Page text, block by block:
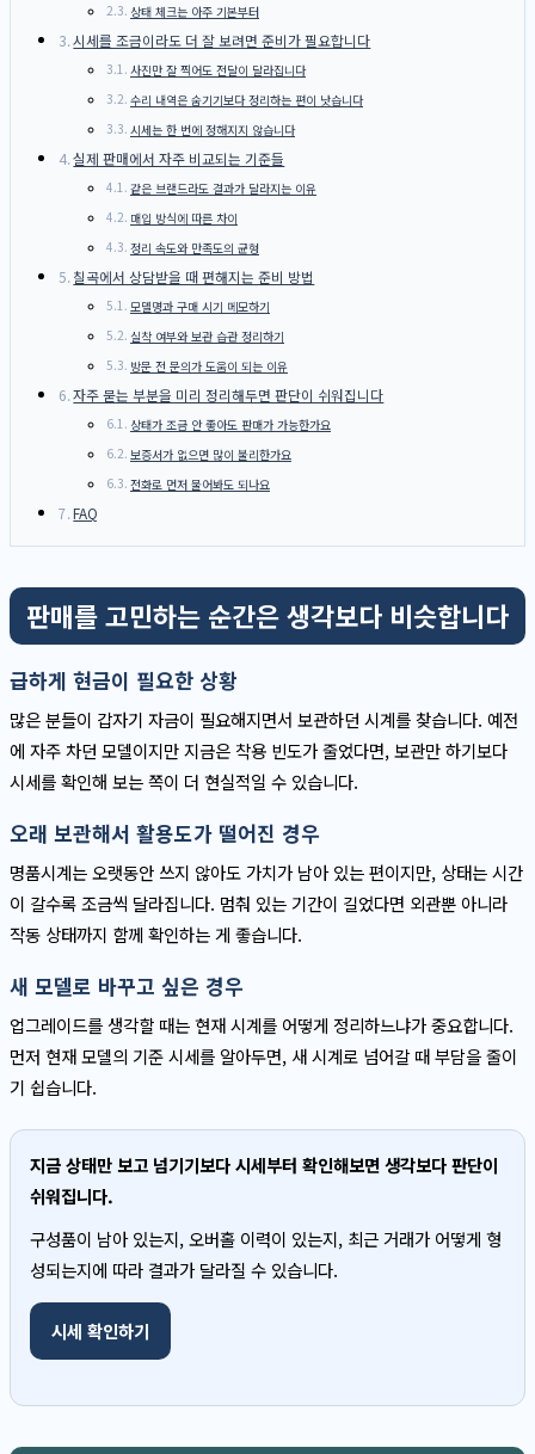
상태 체크는 아주 기본부터
시세를 조금이라도 더 잘 보려면 준비가 필요합니다
사진만 잘 찍어도 전달이 달라집니다
수리 내역은 숨기기보다 정리하는 편이 낫습니다
시세는 한 번에 정해지지 않습니다
실제 판매에서 자주 비교되는 기준들
같은 브랜드라도 결과가 달라지는 이유
매입 방식에 따른 차이
정리 속도와 만족도의 균형
칠곡에서 상담받을 때 편해지는 준비 방법
모델명과 구매 시기 메모하기
실착 여부와 보관 습관 정리하기
방문 전 문의가 도움이 되는 이유
자주 묻는 부분을 미리 정리해두면 판단이 쉬워집니다
상태가 조금 안 좋아도 판매가 가능한가요
보증서가 없으면 많이 불리한가요
전화로 먼저 물어봐도 되나요
FAQ
판매를 고민하는 순간은 생각보다 비슷합니다
급하게 현금이 필요한 상황
많은 분들이 갑자기 자금이 필요해지면서 보관하던 시계를 찾습니다. 예전
에 자주 차던 모델이지만 지금은 착용 빈도가 줄었다면, 보관만 하기보다
시세를 확인해 보는 쪽이 더 현실적일 수 있습니다.
오래 보관해서 활용도가 떨어진 경우
명품시계는 오랫동안 쓰지 않아도 가치가 남아 있는 편이지만, 상태는 시간
이 갈수록 조금씩 달라집니다. 멈춰 있는 기간이 길었다면 외관뿐 아니라
작동 상태까지 함께 확인하는 게 좋습니다.
새 모델로 바꾸고 싶은 경우
업그레이드를 생각할 때는 현재 시계를 어떻게 정리하느냐가 중요합니다.
먼저 현재 모델의 기준 시세를 알아두면, 새 시계로 넘어갈 때 부담을 줄이
기 쉽습니다.
지금 상태만 보고 넘기기보다 시세부터 확인해보면 생각보다 판단이
쉬워집니다.
구성품이 남아 있는지, 오버홀 이력이 있는지, 최근 거래가 어떻게 형
성되는지에 따라 결과가 달라질 수 있습니다.
시세 확인하기